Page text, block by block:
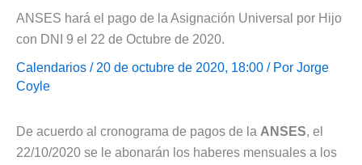
ANSES hará el pago de la Asignación Universal por Hijo
con DNI 9 el 22 de Octubre de 2020.
Calendarios / 20 de octubre de 2020, 18:00 / Por Jorge
Coyle
De acuerdo al cronograma de pagos de la ANSES, el
22/10/2020 se le abonarán los haberes mensuales a los